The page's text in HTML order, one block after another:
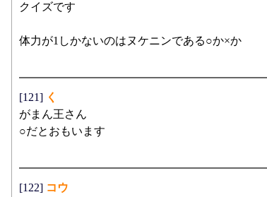
クイズです
体力が1しかないのはヌケニンである○か×か
[121] く
がまん王さん
○だとおもいます
[122] コウ